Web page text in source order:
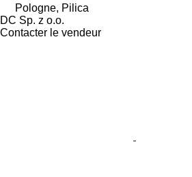
Pologne, Pilica
DC Sp. z o.o.
Contacter le vendeur